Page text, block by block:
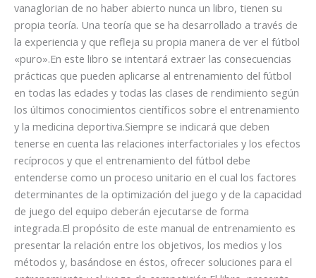
vanaglorian de no haber abierto nunca un libro, tienen su
propia teoría. Una teoría que se ha desarrollado a través de
la experiencia y que refleja su propia manera de ver el fútbol
«puro».En este libro se intentará extraer las consecuencias
prácticas que pueden aplicarse al entrenamiento del fútbol
en todas las edades y todas las clases de rendimiento según
los últimos conocimientos científicos sobre el entrenamiento
y la medicina deportiva.Siempre se indicará que deben
tenerse en cuenta las relaciones interfactoriales y los efectos
recíprocos y que el entrenamiento del fútbol debe
entenderse como un proceso unitario en el cual los factores
determinantes de la optimización del juego y de la capacidad
de juego del equipo deberán ejecutarse de forma
integrada.El propósito de este manual de entrenamiento es
presentar la relación entre los objetivos, los medios y los
métodos y, basándose en éstos, ofrecer soluciones para el